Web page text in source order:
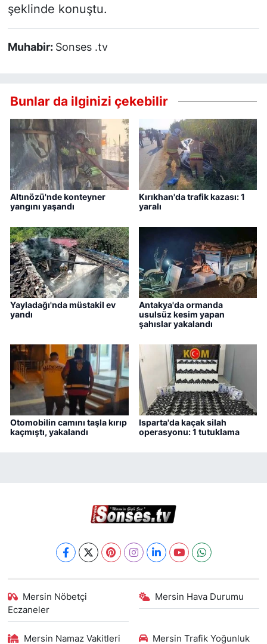
şeklinde konuştu.
Muhabir: Sonses .tv
Bunlar da ilginizi çekebilir
Altınözü'nde konteyner
yangını yaşandı
Kırıkhan'da trafik kazası: 1
yaralı
Yayladağı'nda müstakil ev
yandı
Antakya'da ormanda
usulsüz kesim yapan
şahıslar yakalandı
Otomobilin camını taşla kırıp
kaçmıştı, yakalandı
Isparta'da kaçak silah
operasyonu: 1 tutuklama
Mersin Nöbetçi
Eczaneler
Mersin Hava Durumu
Mersin Namaz Vakitleri Mersin Trafik Yoğunluk